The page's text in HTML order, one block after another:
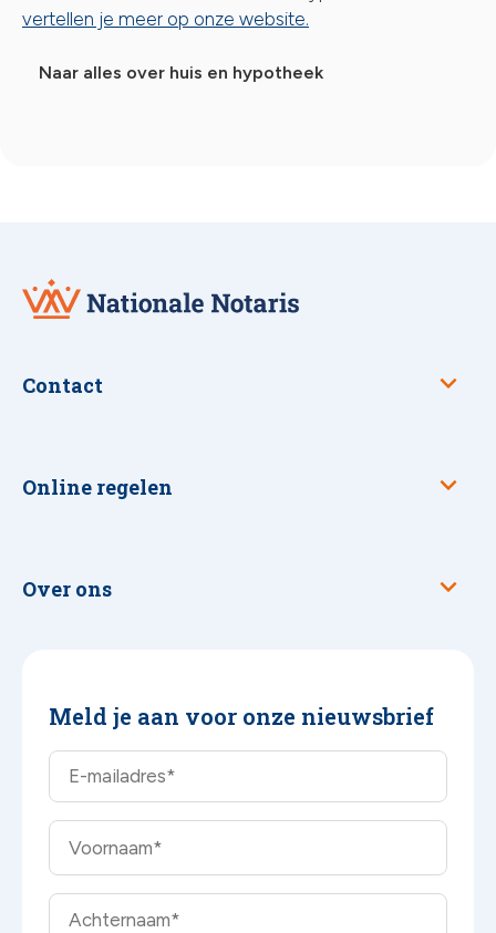
vertellen je meer op onze website.
Naar alles over huis en hypotheek
Nationale
Notaris
Contact
Online regelen
Over ons
Meld je aan voor onze nieuwsbrief